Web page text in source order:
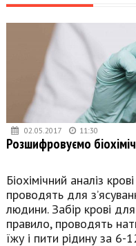
02.05.2017 11:30
Розшифровуємо
Біохімічний аналіз
проводять для
людини. Забір крові для
правило, проводять
їжу і пити рідину за 6-